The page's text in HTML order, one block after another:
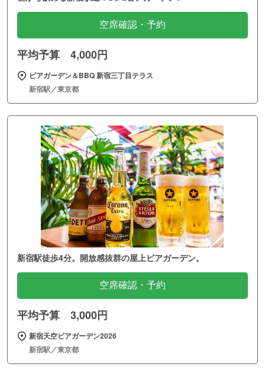
空席確認・予約
平均予算 4,000円
ビアガーデン＆BBQ 新宿三丁目テラス
新宿駅／東京都
新宿駅徒歩4分。開放感抜群の屋上ビアガーデン。
空席確認・予約
平均予算 3,000円
新宿天空ビアガーデン2026
新宿駅／東京都